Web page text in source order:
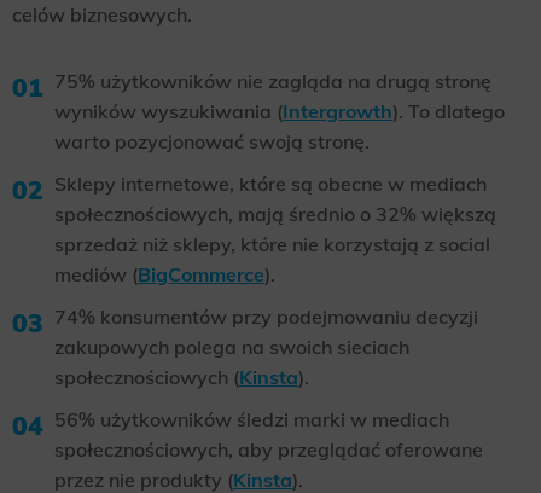
celów biznesowych.
75% użytkowników nie zagląda na drugą stronę
wyników wyszukiwania (Intergrowth). To dlatego
warto pozycjonować swoją stronę.
Sklepy internetowe, które są obecne w mediach
społecznościowych, mają średnio o 32% większą
sprzedaż niż sklepy, które nie korzystają z social
mediów (BigCommerce).
74% konsumentów przy podejmowaniu decyzji
zakupowych polega na swoich sieciach
społecznościowych (Kinsta).
56% użytkowników śledzi marki w mediach
społecznościowych, aby przeglądać oferowane
przez nie produkty (Kinsta).